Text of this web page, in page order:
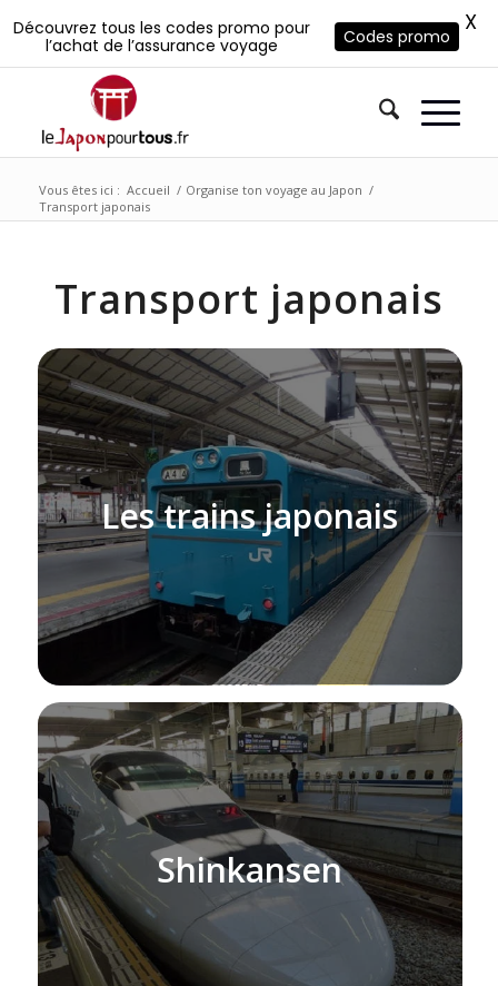
Vous êtes ici : Accueil / Organise ton voyage au Japon /
Transport japonais
Transport japonais
Les trains japonais
Shinkansen
Découvrez tous les codes promo pour
l’achat de l’assurance voyage
Codes promo
X